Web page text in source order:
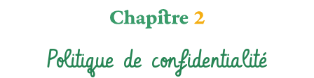
Politique de confidentialité